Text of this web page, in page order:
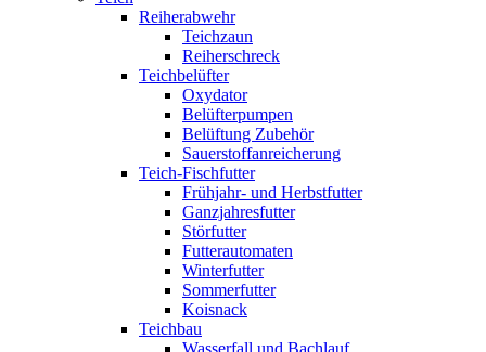
Reiherabwehr
Teichzaun
Reiherschreck
Teichbelüfter
Oxydator
Belüfterpumpen
Belüftung Zubehör
Sauerstoffanreicherung
Teich-Fischfutter
Frühjahr- und Herbstfutter
Ganzjahresfutter
Störfutter
Futterautomaten
Winterfutter
Sommerfutter
Koisnack
Teichbau
Wasserfall und Bachlauf